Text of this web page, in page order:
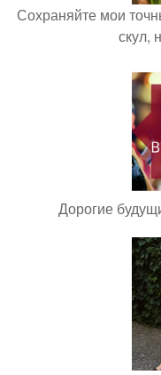
Сохраняйте мои
скул,
Дорогие